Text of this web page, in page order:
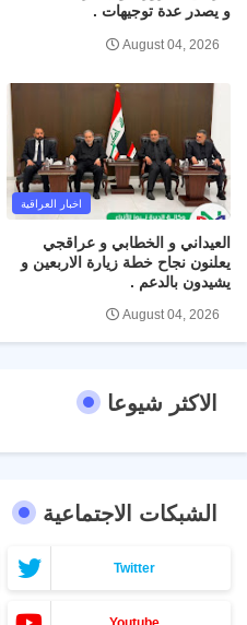
و يصدر عدة توجيهات .
August 04, 2026
اخبار العراقية
العيداني و الخطابي و عراقجي
يعلنون نجاح خطة زيارة الاربعين و
يشيدون بالدعم .
August 04, 2026
الاكثر شيوعا
الشبكات الاجتماعية
Twitter